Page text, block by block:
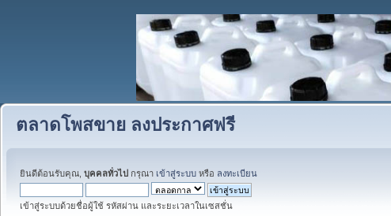
ตลาดโพสขาย ลงประกาศฟรี
ยินดีต้อนรับคุณ, บุคคลทั่วไป กรุณา เข้าสู่ระบบ หรือ ลงทะเบียน
เข้าสู่ระบบด้วยชื่อผู้ใช้ รหัสผ่าน และระยะเวลาในเซสชั่น